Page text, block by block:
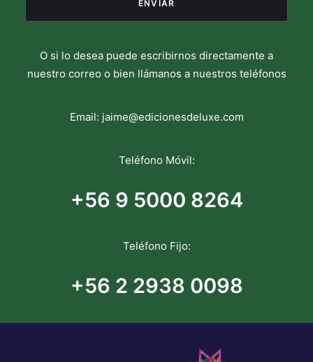
O si lo desea puede escribirnos directamente a
nuestro correo o bien llámanos a nuestros teléfonos
Email: jaime@edicionesdeluxe.com
Teléfono Móvil:
+56 9 5000 8264
Teléfono Fijo:
+56 2 2938 0098